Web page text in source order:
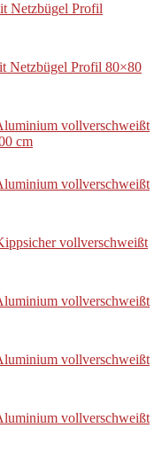
Netzbügel Profil
Netzbügel Profil 80×80
vollverschweißt
cm
vollverschweißt
vollverschweißt
vollverschweißt
vollverschweißt
vollverschweißt